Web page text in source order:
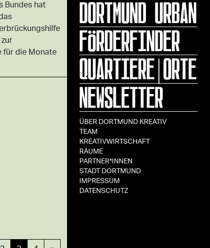
DORTMUND URBAN
FÖRDERFINDER
QUARTIERE|ORTE
NEWSLETTER
ÜBER DORTMUND KREATIV
TEAM
KREATIVWIRTSCHAFT
RÄUME
PARTNER*INNEN
STADT DORTMUND
IMPRESSUM
DATENSCHUTZ
Bundes hat
für die Monate